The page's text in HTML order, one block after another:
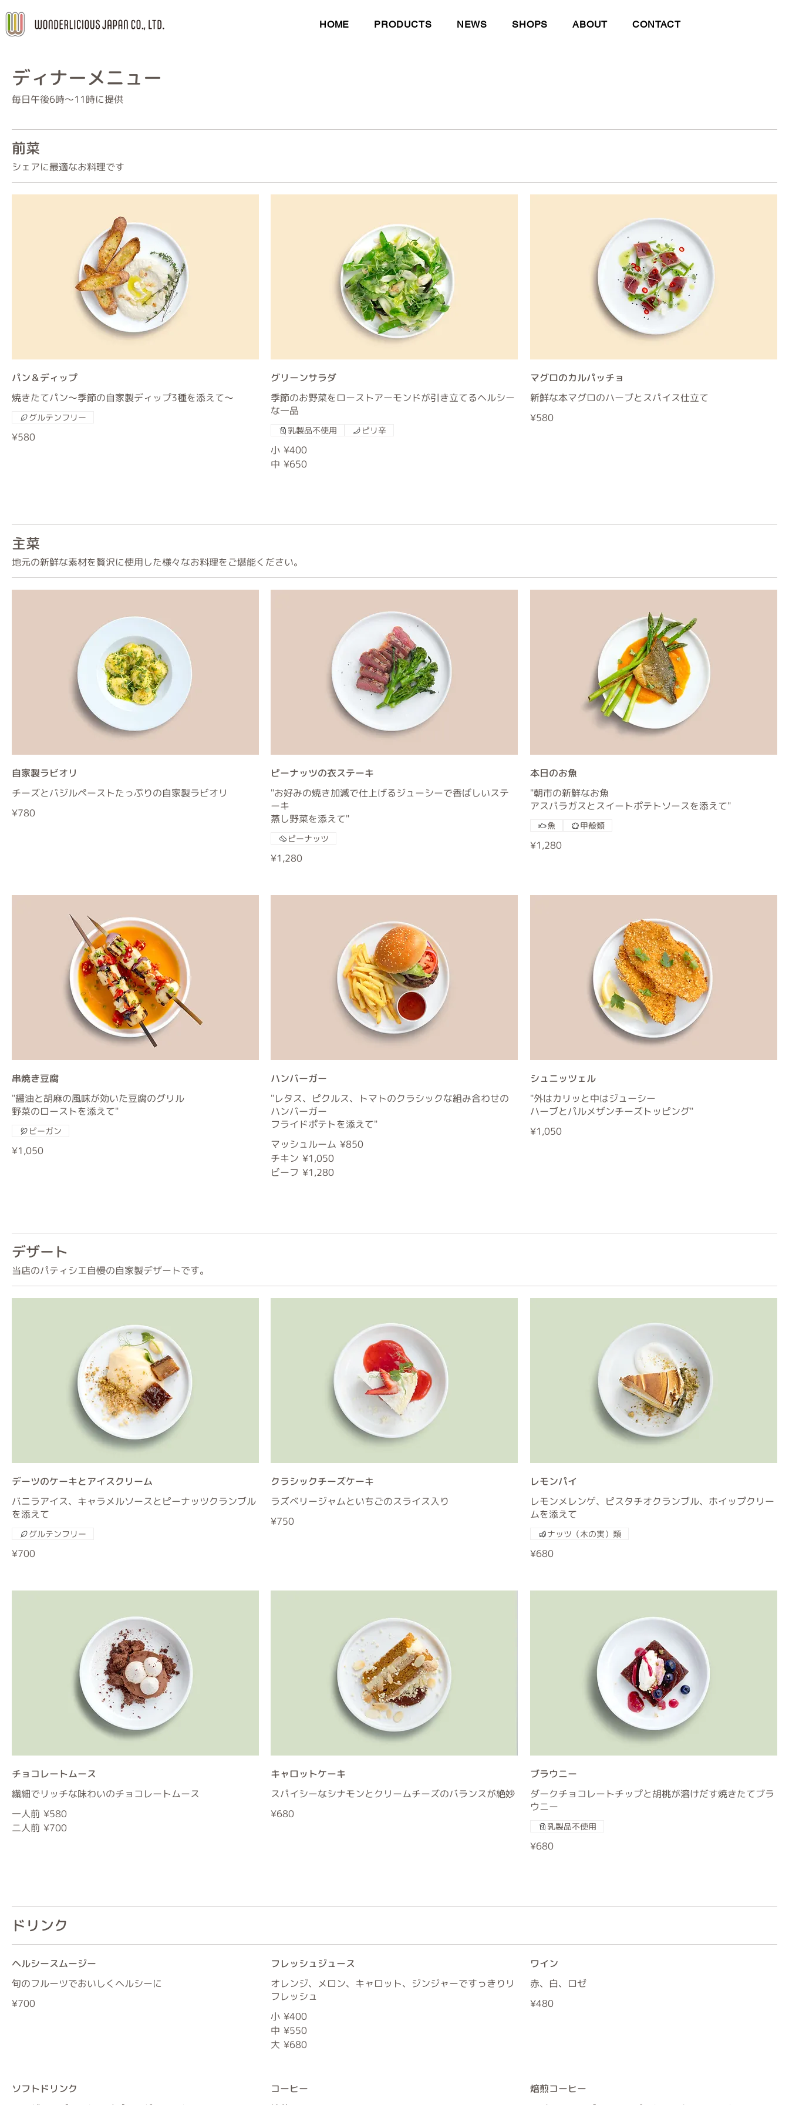
HOME PRODUCTS NEWS SHOPS ABOUT CONTACT
ディナーメニュー
毎日午後6時〜11時に提供
前菜
シェアに最適なお料理です
パン＆ディップ
焼きたてパン〜季節の自家製ディップ3種を添えて〜
¥580
グルテンフリー
グリーンサラダ
季節のお野菜をローストアーモンドが引き立てるヘルシー
な一品
小 ¥400
中 ¥650
乳製品不使用 ピリ辛
マグロのカルパッチョ
新鮮な本マグロのハーブとスパイス仕立て
¥580
主菜
地元の新鮮な素材を贅沢に使用した様々なお料理をご堪能ください。
自家製ラビオリ
チーズとバジルペーストたっぷりの自家製ラビオリ
¥780
ピーナッツの衣ステーキ
"お好みの焼き加減で仕上げるジューシーで香ばしいステ
ーキ
蒸し野菜を添えて"
¥1,280
ピーナッツ
本日のお魚
"朝市の新鮮なお魚
アスパラガスとスイートポテトソースを添えて"
¥1,280
魚 甲殻類
串焼き豆腐
"醤油と胡麻の風味が効いた豆腐のグリル
野菜のローストを添えて"
¥1,050
ビーガン
ハンバーガー
"レタス、ピクルス、トマトのクラシックな組み合わせの
ハンバーガー
フライドポテトを添えて"
マッシュルーム ¥850
チキン ¥1,050
ビーフ ¥1,280
シュニッツェル
"外はカリッと中はジューシー
ハーブとパルメザンチーズトッピング"
¥1,050
デザート
当店のパティシエ自慢の自家製デザートです。
デーツのケーキとアイスクリーム
バニラアイス、キャラメルソースとピーナッツクランブル
を添えて
¥700
グルテンフリー
クラシックチーズケーキ
ラズベリージャムといちごのスライス入り
¥750
レモンパイ
レモンメレンゲ、ピスタチオクランブル、ホイップクリー
ムを添えて
¥680
ナッツ（木の実）類
チョコレートムース
繊細でリッチな味わいのチョコレートムース
一人前 ¥580
二人前 ¥700
キャロットケーキ
スパイシーなシナモンとクリームチーズのバランスが絶妙
¥680
ブラウニー
ダークチョコレートチップと胡桃が溶けだす焼きたてブラ
ウニー
¥680
乳製品不使用
ドリンク
ヘルシースムージー
旬のフルーツでおいしくヘルシーに
¥700
フレッシュジュース
オレンジ、メロン、キャロット、ジンジャーですっきりリ
フレッシュ
小 ¥400
中 ¥550
大 ¥680
ワイン
赤、白、ロゼ
¥480
ソフトドリンク
コーヒー
焙煎コーヒー